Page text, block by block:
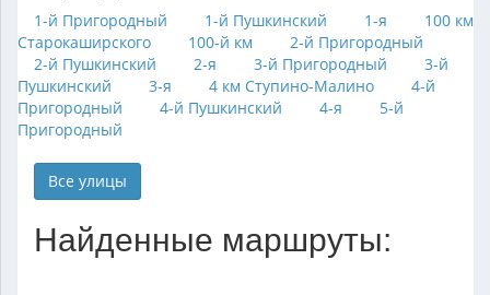
1-й Пригородный 1-й Пушкинский 1-я
100 км
Старокаширского
100-й км
2-й Пригородный
2-й Пушкинский
2-я 3-й Пригородный
3-й
Пушкинский
3-я 4 км Ступино-Малино
4-й
Пригородный
4-й Пушкинский 4-я
5-й
Пригородный
Все улицы
Найденные маршруты: